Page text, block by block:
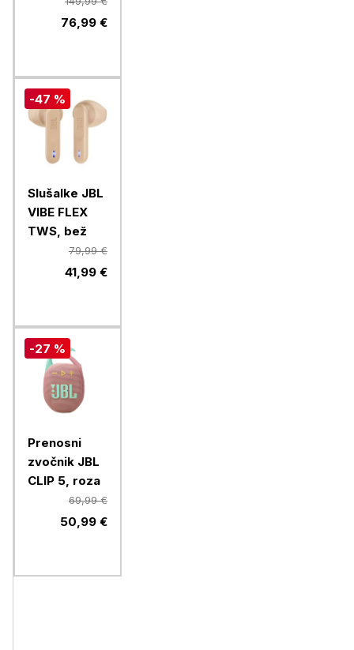
76,99 €
-47 %
Slušalke JBL
VIBE FLEX
TWS, bež
79,99 €
41,99 €
-27 %
Prenosni
zvočnik JBL
CLIP 5, roza
69,99 €
50,99 €